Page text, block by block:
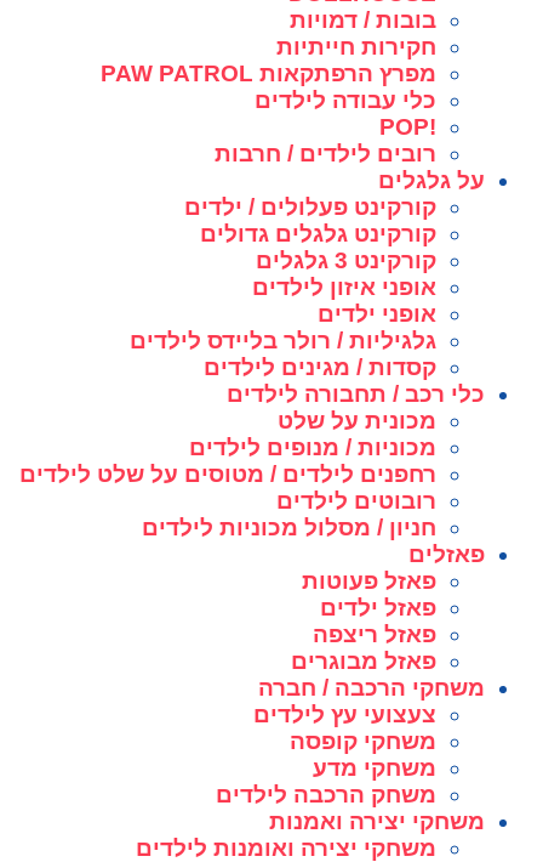
בובות / דמויות
חקירות חייתיות
מפרץ הרפתקאות PAW PATROL
כלי עבודה לילדים
!POP
רובים לילדים / חרבות
על גלגלים
קורקינט פעלולים / ילדים
קורקינט גלגלים גדולים
קורקינט 3 גלגלים
אופני איזון לילדים
אופני ילדים
גלגיליות / רולר בליידס לילדים
קסדות / מגינים לילדים
כלי רכב / תחבורה לילדים
מכונית על שלט
מכוניות / מנופים לילדים
רחפנים לילדים / מטוסים על שלט לילדים
רובוטים לילדים
חניון / מסלול מכוניות לילדים
פאזלים
פאזל פעוטות
פאזל ילדים
פאזל ריצפה
פאזל מבוגרים
משחקי הרכבה / חברה
צעצועי עץ לילדים
משחקי קופסה
משחקי מדע
משחק הרכבה לילדים
משחקי יצירה ואמנות
משחקי יצירה ואומנות לילדים